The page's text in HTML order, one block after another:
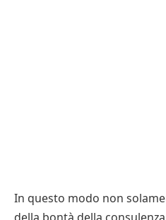
In questo modo non